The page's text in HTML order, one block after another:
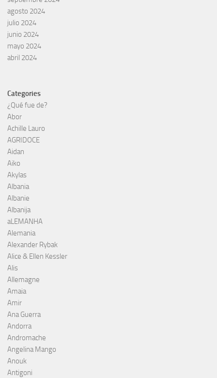
agosto 2024
julio 2024
junio 2024
mayo 2024
abril 2024
Categories
¿Qué fue de?
Abor
Achille Lauro
AGRIDOCE
Aidan
Aiko
Akylas
Albania
Albanie
Albanija
aLEMANHA
Alemania
Alexander Rybak
Alice & Ellen Kessler
Alis
Allemagne
Amaia
Amir
Ana Guerra
Andorra
Andromache
Angelina Mango
Anouk
Antigoni